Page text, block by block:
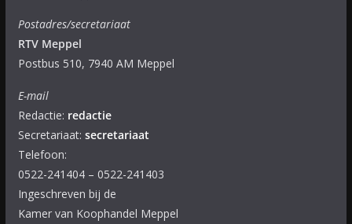
Postadres/secretariaat
RTV Meppel
Postbus 510, 7940 AM Meppel
E-mail
Redactie: redactie
Secretariaat: secretariaat
Telefoon:
0522-241404 – 0522-241403
Ingeschreven bij de
Kamer van Koophandel Meppel